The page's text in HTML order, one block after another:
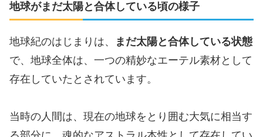
地球がまだ太陽と合体している頃の様子
地球紀のはじまりは、
まだ太陽と合体している状態
で、地球全体は、一つの精妙なエーテル素材として
存在していたとされています。
当時の人間は、現在の地球をとり囲む大気に相当す